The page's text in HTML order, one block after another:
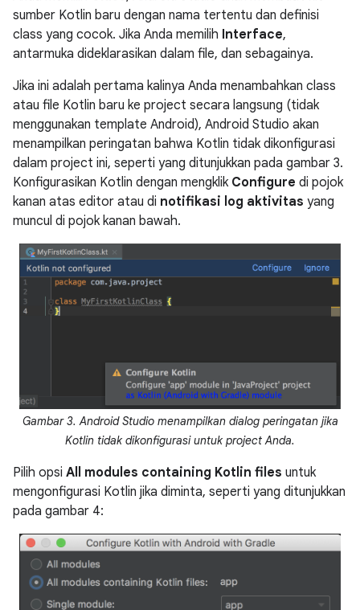
sumber Kotlin baru dengan nama tertentu dan definisi
class yang cocok. Jika Anda memilih Interface,
antarmuka dideklarasikan dalam file, dan sebagainya.
Jika ini adalah pertama kalinya Anda menambahkan class
atau file Kotlin baru ke project secara langsung (tidak
menggunakan template Android), Android Studio akan
menampilkan peringatan bahwa Kotlin tidak dikonfigurasi
dalam project ini, seperti yang ditunjukkan pada gambar 3.
Konfigurasikan Kotlin dengan mengklik Configure di pojok
kanan atas editor atau di notifikasi log aktivitas yang
muncul di pojok kanan bawah.
Gambar 3. Android Studio menampilkan dialog peringatan jika
Kotlin tidak dikonfigurasi untuk project Anda.
Pilih opsi All modules containing Kotlin files untuk
mengonfigurasi Kotlin jika diminta, seperti yang ditunjukkan
pada gambar 4: